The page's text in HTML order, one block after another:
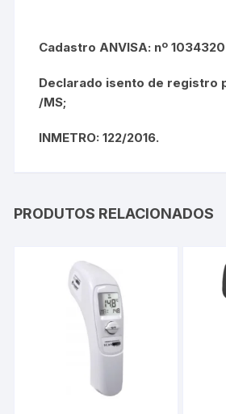
Cadastro ANVISA: nº
Declarado isento de registro
/MS;
INMETRO: 122/2016.
PRODUTOS RELACIONADOS